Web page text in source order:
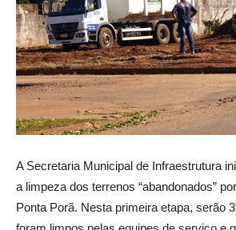
A Secretaria Municipal de Infraestrutura
a limpeza dos terrenos “abandonados”
Ponta Porã. Nesta primeira etapa, serão